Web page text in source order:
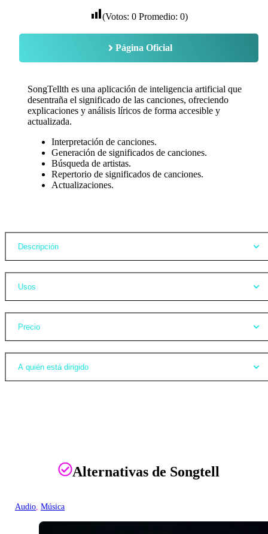
(Votos: 0Promedio: 0)
Página Oficial
SongTellth es una aplicación de inteligencia artificial que
desentraña el significado de las canciones, ofreciendo
explicaciones y análisis líricos de forma accesible y
actualizada.
Interpretación de canciones.
Generación de significados de canciones.
Búsqueda de artistas.
Repertorio de significados de canciones.
Actualizaciones.
Descripción
Usos
Precio
A quién está dirigido
Alternativas de Songtell
Audio, Música